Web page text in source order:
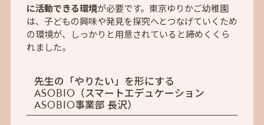
に活動できる環境が必要です。東京ゆりかご幼稚園
は、子どもの興味や発見を探究へとつなげていくため
の環境が、しっかりと用意されていると締めくくら
れました。
先生の「やりたい」を形にする
ASOBIO（スマートエデュケーション
ASOBIO事業部 長沢）